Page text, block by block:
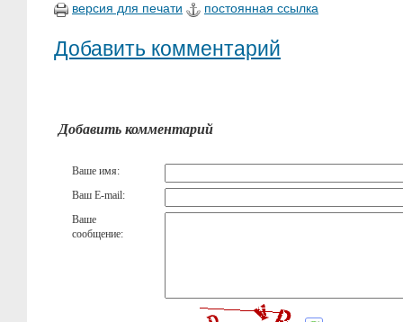
версия для печати постоянная ссылка
Добавить комментарий
Добавить комментарий
Ваше имя:
Ваш E-mail:
Ваше
сообщение: